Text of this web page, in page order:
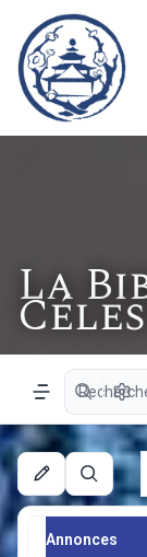
La
Navigation menu
Annonces